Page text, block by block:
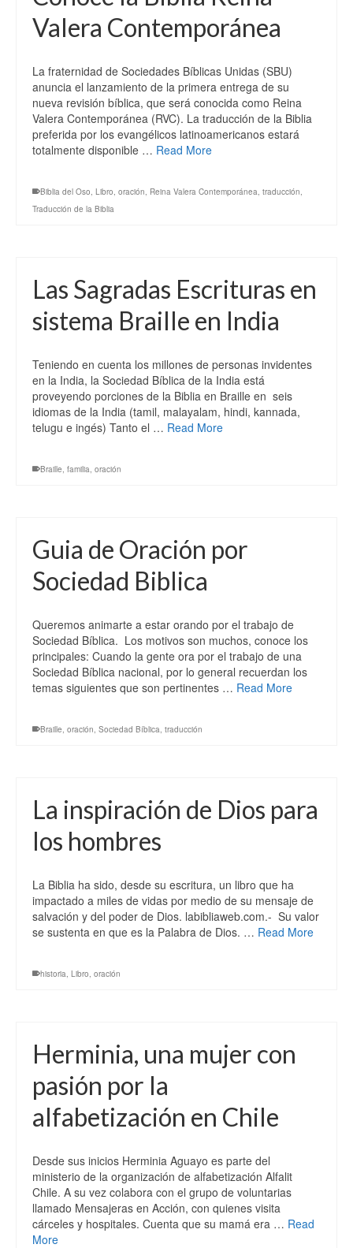
Valera Contemporánea
La fraternidad de Sociedades Bíblicas Unidas (SBU)
anuncia el lanzamiento de la primera entrega de su
nueva revisión bíblica, que será conocida como Reina
Valera Contemporánea (RVC). La traducción de la Biblia
preferida por los evangélicos latinoamericanos estará
totalmente disponible … Read More
Biblia del Oso Libro oración Reina Valera Contemporánea traducción
Traducción de la Biblia
Las Sagradas Escrituras en
sistema Braille en India
Teniendo en cuenta los millones de personas invidentes
en la India, la Sociedad Bíblica de la India está
proveyendo porciones de la Biblia en Braille en seis
idiomas de la India (tamil, malayalam, hindi, kannada,
telugu e ingés) Tanto el … Read More
Braille familia oración
Guia de Oración por
Sociedad Biblica
Queremos animarte a estar orando por el trabajo de
Sociedad Bíblica. Los motivos son muchos, conoce los
principales: Cuando la gente ora por el trabajo de una
Sociedad Bíblica nacional, por lo general recuerdan los
temas siguientes que son pertinentes … Read More
Braille oración Sociedad Bíblica traducción
La inspiración de Dios para
los hombres
La Biblia ha sido, desde su escritura, un libro que ha
impactado a miles de vidas por medio de su mensaje de
salvación y del poder de Dios. labibliaweb.com.- Su valor
se sustenta en que es la Palabra de Dios. … Read More
historia Libro oración
Herminia, una mujer con
pasión por la
alfabetización en Chile
Desde sus inicios Herminia Aguayo es parte del
ministerio de la organización de alfabetización Alfalit
Chile. A su vez colabora con el grupo de voluntarias
llamado Mensajeras en Acción, con quienes visita
cárceles y hospitales. Cuenta que su mamá era … Read
More